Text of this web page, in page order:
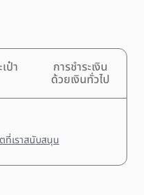
ป๋า การชำระเงิน
ด้วยเงินทั่วไป
ที่เราสนับสนุน